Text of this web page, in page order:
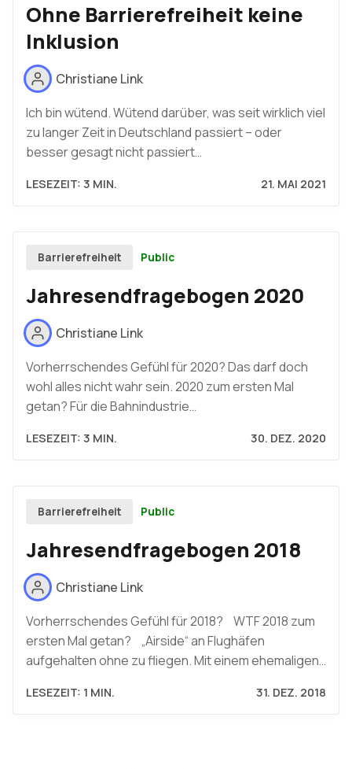
Ohne Barrierefreiheit keine
Inklusion
Christiane Link
Ich bin wütend. Wütend darüber, was seit wirklich viel
zu langer Zeit in Deutschland passiert – oder
besser gesagt nicht passiert…
LESEZEIT: 3 MIN. 21. MAI 2021
Barrierefreiheit Public
Jahresendfragebogen 2020
Christiane Link
Vorherrschendes Gefühl für 2020? Das darf doch
wohl alles nicht wahr sein. 2020 zum ersten Mal
getan? Für die Bahnindustrie…
LESEZEIT: 3 MIN. 30. DEZ. 2020
Barrierefreiheit Public
Jahresendfragebogen 2018
Christiane Link
Vorherrschendes Gefühl für 2018? WTF 2018 zum
ersten Mal getan? „Airside“ an Flughäfen
aufgehalten ohne zu fliegen. Mit einem ehemaligen…
LESEZEIT: 1 MIN. 31. DEZ. 2018